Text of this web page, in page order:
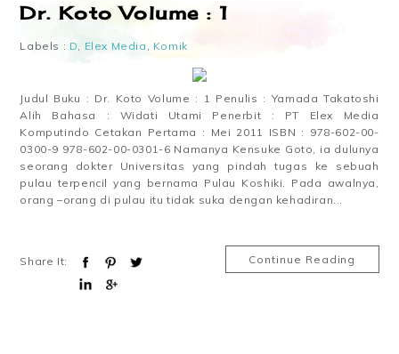
Dr. Koto Volume : 1
Labels : D, Elex Media , Komik
Judul Buku : Dr. Koto Volume : 1 Penulis : Yamada Takatoshi
Alih Bahasa : Widati Utami Penerbit : PT Elex Media
Komputindo Cetakan Pertama : Mei 2011 ISBN : 978-602-00-
0300-9 978-602-00-0301-6 Namanya Kensuke Goto, ia dulunya
seorang dokter Universitas yang pindah tugas ke sebuah
pulau terpencil yang bernama Pulau Koshiki. Pada awalnya,
orang –orang di pulau itu tidak suka dengan kehadiran...
Share It: Continue Reading